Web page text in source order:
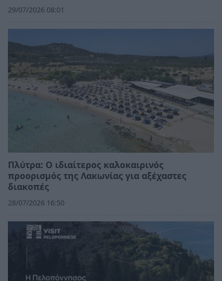
29/07/2026 08:01
Πλύτρα: Ο ιδιαίτερος καλοκαιρινός
προορισμός της Λακωνίας για αξέχαστες
διακοπές
28/07/2026 16:50